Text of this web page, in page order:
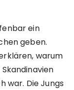
ein
geben.
warum
war. Die Jungs